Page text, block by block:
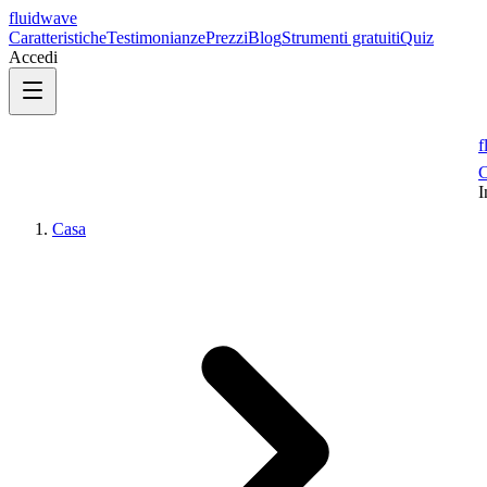
fluidwave
CaratteristicheTestimonianzePrezziBlogStrumenti gratuitiQuiz
Accedi
Casa